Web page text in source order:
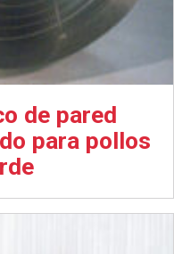
de pared
para pollos